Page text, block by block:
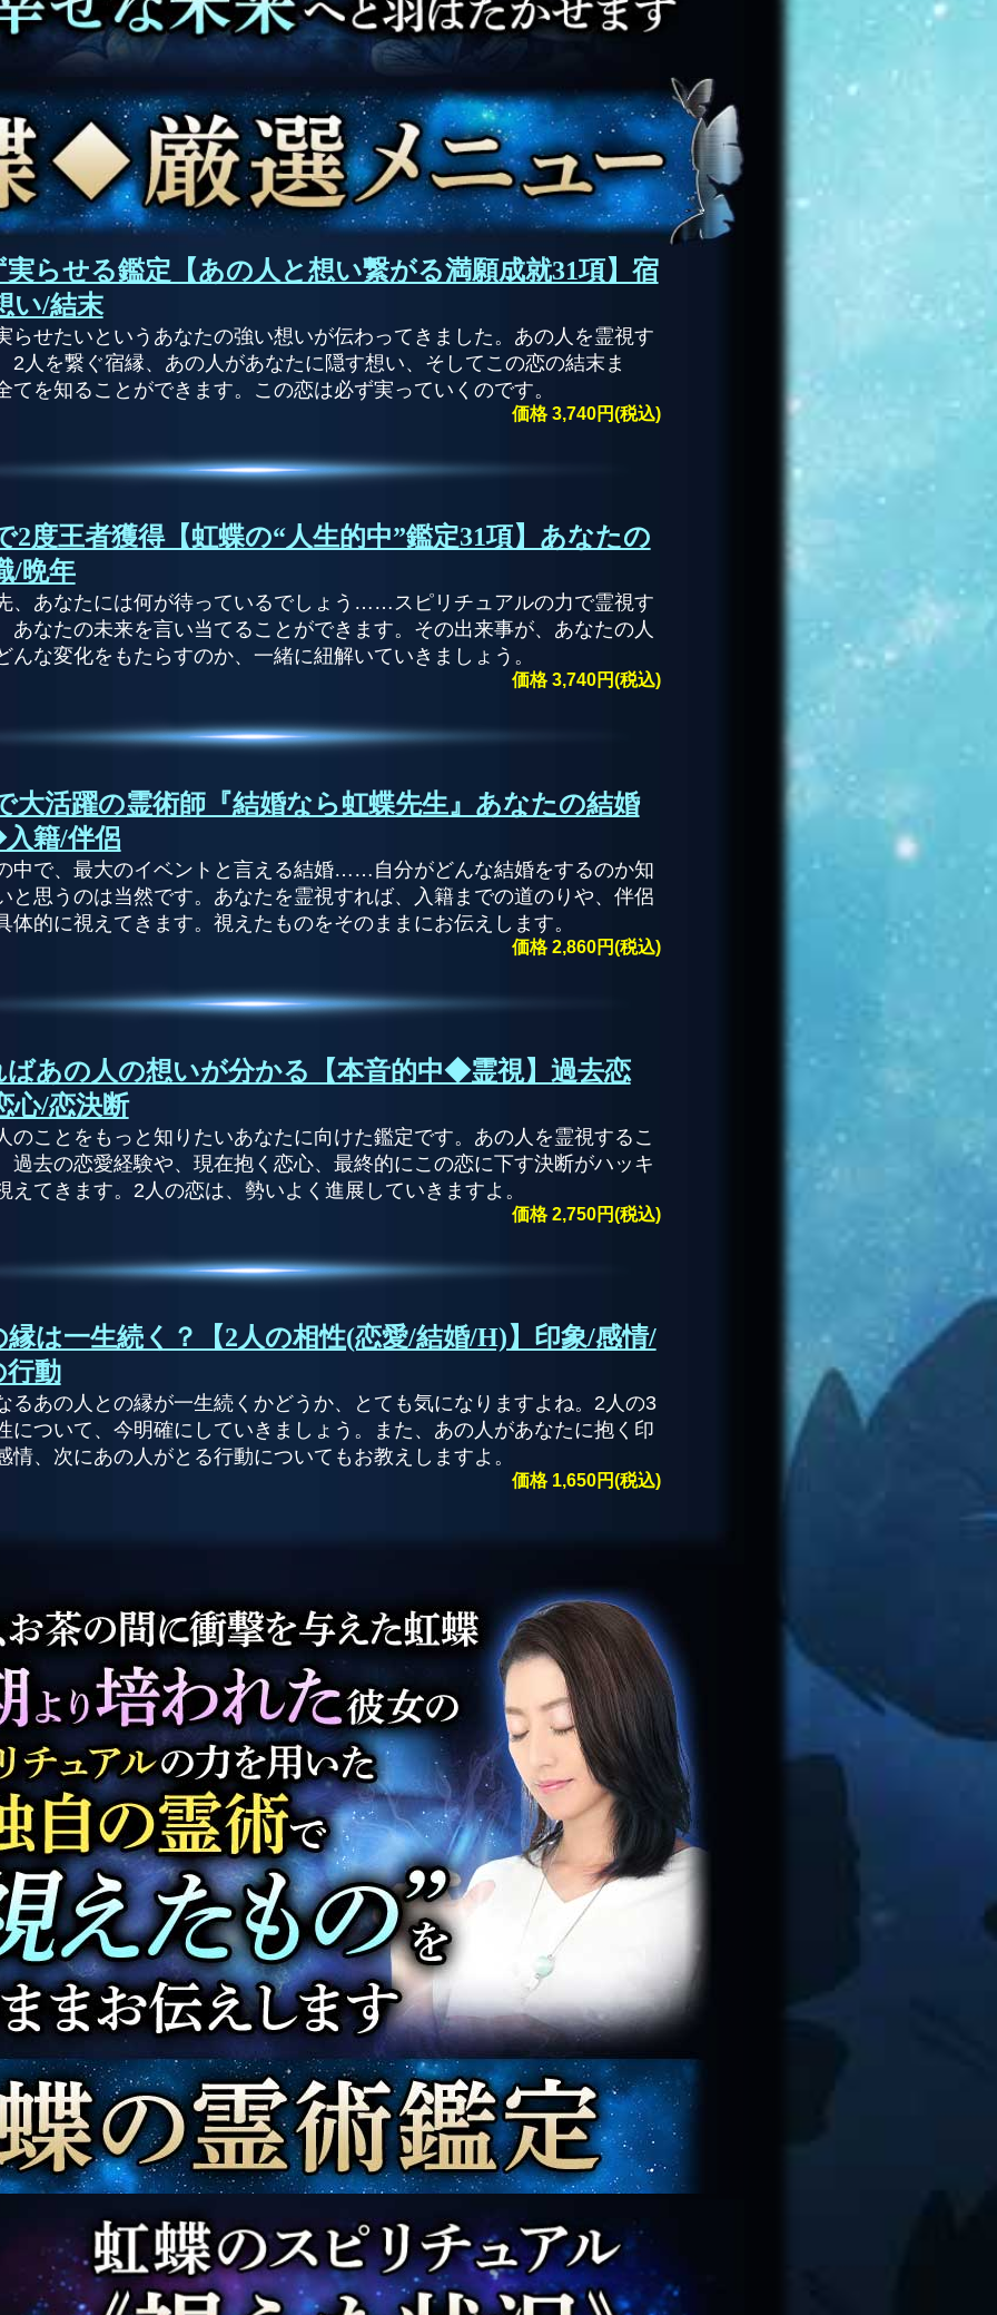
実らせる鑑定【あの人と想い繋がる満願成就31項】宿
い/結末
らせたいというあなたの強い想いが伝わってきました。あの人を霊視す
2人を繋ぐ宿縁、あの人があなたに隠す想い、そしてこの恋の結末ま
てを知ることができます。この恋は必ず実っていくのです。
価格 3,740円(税込)
2度王者獲得【虹蝶の“人生的中”鑑定31項】あなたの
/晩年
、あなたには何が待っているでしょう……スピリチュアルの力で霊視す
あなたの未来を言い当てることができます。その出来事が、あなたの人
んな変化をもたらすのか、一緒に紐解いていきましょう。
価格 3,740円(税込)
大活躍の霊術師『結婚なら虹蝶先生』あなたの結婚
籍/伴侶
中で、最大のイベントと言える結婚……自分がどんな結婚をするのか知
と思うのは当然です。あなたを霊視すれば、入籍までの道のりや、伴侶
体的に視えてきます。視えたものをそのままにお伝えします。
価格 2,860円(税込)
ばあの人の想いが分かる【本音的中◆霊視】過去恋
心/恋決断
のことをもっと知りたいあなたに向けた鑑定です。あの人を霊視するこ
過去の恋愛経験や、現在抱く恋心、最終的にこの恋に下す決断がハッキ
えてきます。2人の恋は、勢いよく進展していきますよ。
価格 2,750円(税込)
縁は一生続く？【2人の相性(恋愛/結婚/H)】印象/感情/
行動
るあの人との縁が一生続くかどうか、とても気になりますよね。2人の3
について、今明確にしていきましょう。また、あの人があなたに抱く印
情、次にあの人がとる行動についてもお教えしますよ。
価格 1,650円(税込)